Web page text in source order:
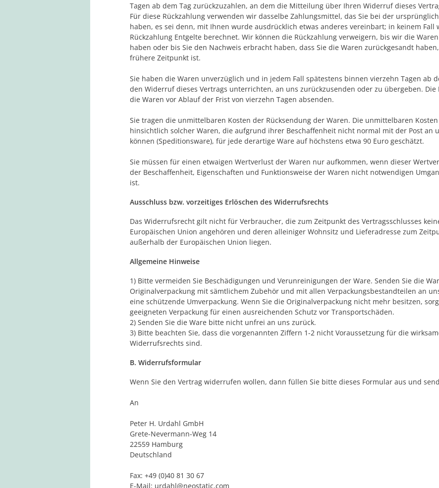
Tagen ab dem Tag zurückzuzahlen, an dem die Mitteilung über Ihren Widerruf dieses
Für diese Rückzahlung verwenden wir dasselbe Zahlungsmittel, das Sie bei der
haben, es sei denn, mit Ihnen wurde ausdrücklich etwas anderes vereinbart; in keinem Fall
Rückzahlung Entgelte berechnet. Wir können die Rückzahlung verweigern, bis wir die
haben oder bis Sie den Nachweis erbracht haben, dass Sie die Waren zurückgesandt
frühere Zeitpunkt ist.
Sie haben die Waren unverzüglich und in jedem Fall spätestens binnen vierzehn Tagen ab
den Widerruf dieses Vertrags unterrichten, an uns zurückzusenden oder zu übergeben. Die
die Waren vor Ablauf der Frist von vierzehn Tagen absenden.
Sie tragen die unmittelbaren Kosten der Rücksendung der Waren. Die unmittelbaren
hinsichtlich solcher Waren, die aufgrund ihrer Beschaffenheit nicht normal mit der Post an
können (Speditionsware), für jede derartige Ware auf höchstens etwa 90 Euro geschätzt.
Sie müssen für einen etwaigen Wertverlust der Waren nur aufkommen, wenn dieser
der Beschaffenheit, Eigenschaften und Funktionsweise der Waren nicht notwendigen
ist.
Ausschluss bzw. vorzeitiges Erlöschen des Widerrufsrechts
Das Widerrufsrecht gilt nicht für Verbraucher, die zum Zeitpunkt des Vertragsschlusses
Europäischen Union angehören und deren alleiniger Wohnsitz und Lieferadresse zum
außerhalb der Europäischen Union liegen.
Allgemeine Hinweise
1) Bitte vermeiden Sie Beschädigungen und Verunreinigungen der Ware. Senden Sie die
Originalverpackung mit sämtlichem Zubehör und mit allen Verpackungsbestandteilen an
eine schützende Umverpackung. Wenn Sie die Originalverpackung nicht mehr besitzen,
geeigneten Verpackung für einen ausreichenden Schutz vor Transportschäden.
2) Senden Sie die Ware bitte nicht unfrei an uns zurück.
3) Bitte beachten Sie, dass die vorgenannten Ziffern 1-2 nicht Voraussetzung für die
Widerrufsrechts sind.
B. Widerrufsformular
Wenn Sie den Vertrag widerrufen wollen, dann füllen Sie bitte dieses Formular aus und
An
Peter H. Urdahl GmbH
Grete-Nevermann-Weg 14
22559 Hamburg
Deutschland
Fax: +49 (0)40 81 30 67
E-Mail: urdahl@neostatic.com